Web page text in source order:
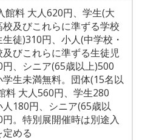
館料 大人620円、学生(大
校及びこれらに準ずる学校
徒)310円、小人(中学校・
及びこれらに準ずる生徒児
円、シニア(65歳以上)500
学生未満無料。団体(15名以
料 大人560円、学生280
人180円、シニア(65歳以
円。特別展開催時は別途入
める